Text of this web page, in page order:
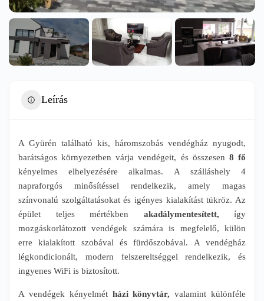
Leírás
A Gyürén található kis, háromszobás vendégház nyugodt,
barátságos környezetben várja vendégeit, és összesen 8 fő
kényelmes elhelyezésére alkalmas. A szálláshely 4
napraforgós minősítéssel rendelkezik, amely magas
színvonalú szolgáltatásokat és igényes kialakítást tükröz. Az
épület teljes mértékben akadálymentesített, így
mozgáskorlátozott vendégek számára is megfelelő, külön
erre kialakított szobával és fürdőszobával. A vendégház
légkondicionált, modern felszereltséggel rendelkezik, és
ingyenes WiFi is biztosított.
A vendégek kényelmétházi könyvtár, valamint különféle